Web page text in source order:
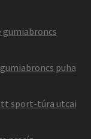
gumiabroncs
puha
sport-túra utcai